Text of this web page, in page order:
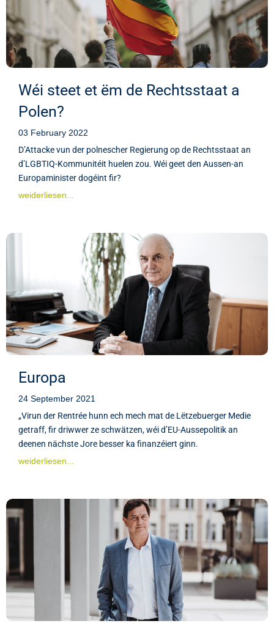
Wéi steet et ëm de Rechtsstaat a
Polen?
03 February 2022
D’Attacke vun der polnescher Regierung op de Rechtsstaat an
d’LGBTIQ-Kommunitéit huelen zou. Wéi geet den Aussen-an
Europaminister dogéint fir?
weiderliesen...
Europa
24 September 2021
„Virun der Rentrée hunn ech mech mat de Lëtzebuerger Medie
getraff, fir driwwer ze schwätzen, wéi d’EU-Aussepolitik an
deenen nächste Jore besser ka finanzéiert ginn.
weiderliesen...